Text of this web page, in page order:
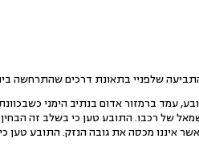
עמד ברמזור אדום בנתיב הימני
של רכבו. התובע טען כי בשלב זה
איננו מכסה את גובה הנזק. התובע